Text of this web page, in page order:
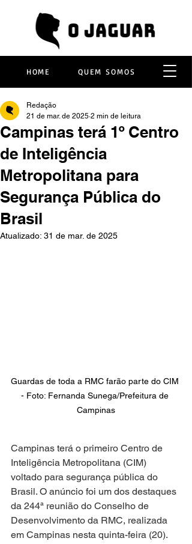
HOME QUEM SOMOS
Campinas terá 1º Centro
de Inteligência
Metropolitana para
Segurança Pública do
Brasil
Redação
21 de mar. de 2025 2 min de leitura
Atualizado: 31 de mar. de 2025
Guardas de toda a RMC farão parte do CIM
- Foto: Fernanda Sunega/Prefeitura de
Campinas
Campinas terá o primeiro Centro de
Inteligência Metropolitana (CIM)
voltado para segurança pública do
Brasil. O anúncio foi um dos destaques
da 244ª reunião do Conselho de
Desenvolvimento da RMC, realizada
em Campinas nesta quinta-feira (20).